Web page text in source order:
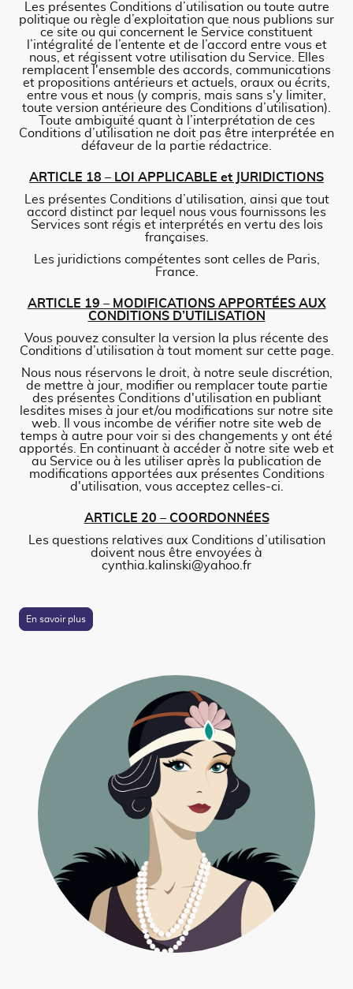
Les présentes Conditions d’utilisation ou toute autre
politique ou règle d’exploitation que nous publions sur
ce site ou qui concernent le Service constituent
l’intégralité de l’entente et de l’accord entre vous et
nous, et régissent votre utilisation du Service. Elles
remplacent l'ensemble des accords, communications
et propositions antérieurs et actuels, oraux ou écrits,
entre vous et nous (y compris, mais sans s'y limiter,
toute version antérieure des Conditions d’utilisation).
Toute ambiguïté quant à l’interprétation de ces
Conditions d’utilisation ne doit pas être interprétée en
défaveur de la partie rédactrice.
ARTICLE 18 – LOI APPLICABLE et JURIDICTIONS
Les présentes Conditions d’utilisation, ainsi que tout
accord distinct par lequel nous vous fournissons les
Services sont régis et interprétés en vertu des lois
françaises.
Les juridictions compétentes sont celles de Paris,
France.
ARTICLE 19 – MODIFICATIONS APPORTÉES AUX
CONDITIONS D’UTILISATION
Vous pouvez consulter la version la plus récente des
Conditions d’utilisation à tout moment sur cette page.
Nous nous réservons le droit, à notre seule discrétion,
de mettre à jour, modifier ou remplacer toute partie
des présentes Conditions d'utilisation en publiant
lesdites mises à jour et/ou modifications sur notre site
web. Il vous incombe de vérifier notre site web de
temps à autre pour voir si des changements y ont été
apportés. En continuant à accéder à notre site web et
au Service ou à les utiliser après la publication de
modifications apportées aux présentes Conditions
d'utilisation, vous acceptez celles-ci.
ARTICLE 20 – COORDONNÉES
Les questions relatives aux Conditions d’utilisation
doivent nous être envoyées à
cynthia.kalinski@yahoo.fr
En savoir plus